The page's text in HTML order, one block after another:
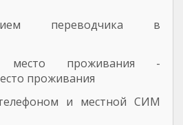
переводчика в
место проживания -
проживания
и местной СИМ